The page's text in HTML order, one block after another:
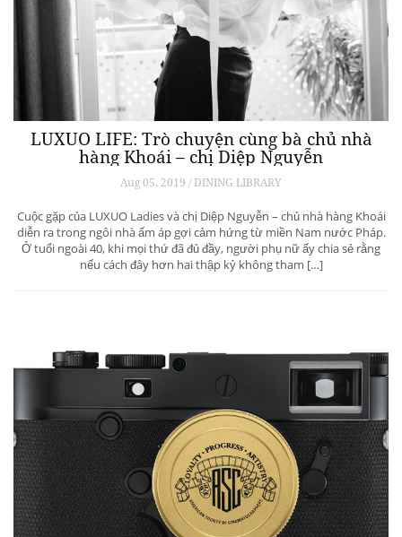
LUXUO LIFE: Trò chuyện cùng bà chủ nhà
hàng Khoái – chị Diệp Nguyễn
Aug 05, 2019 / DINING LIBRARY
Cuộc gặp của LUXUO Ladies và chị Diệp Nguyễn – chủ nhà hàng Khoái
diễn ra trong ngôi nhà ấm áp gợi cảm hứng từ miền Nam nước Pháp.
Ở tuổi ngoài 40, khi mọi thứ đã đủ đầy, người phụ nữ ấy chia sẻ rằng
nếu cách đây hơn hai thập kỷ không tham […]